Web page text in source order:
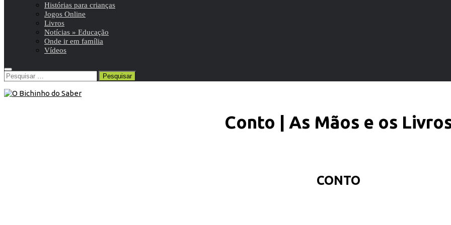
Histórias para crianças
Jogos Online
Livros
Notícias » Educação
Onde ir em família
Vídeos
Pesquisar
por:
Conto | As Mãos e os
CONTO